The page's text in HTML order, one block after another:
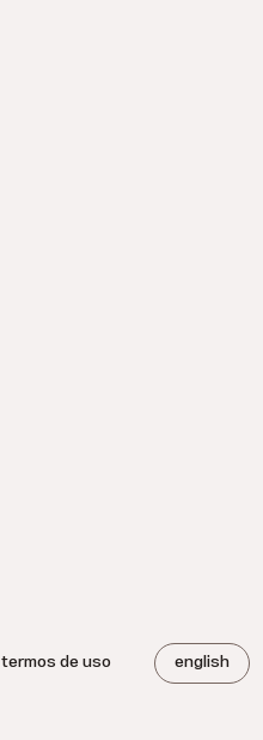
termos de uso english